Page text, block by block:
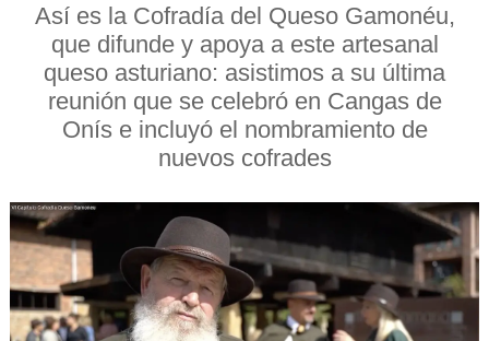
Así es la Cofradía del Queso Gamonéu,
que difunde y apoya a este artesanal
queso asturiano: asistimos a su última
reunión que se celebró en Cangas de
Onís e incluyó el nombramiento de
nuevos cofrades